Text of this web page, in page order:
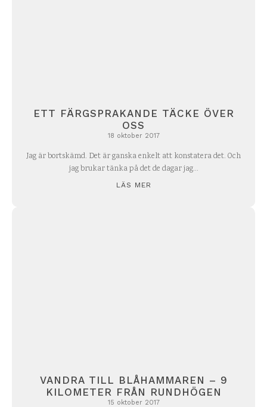
ETT FÄRGSPRAKANDE TÄCKE ÖVER
OSS
18 oktober 2017
Jag är bortskämd. Det är ganska enkelt att konstatera det. Och
jag brukar tänka på det de dagar jag...
LÄS MER
VANDRA TILL BLÅHAMMAREN – 9
KILOMETER FRÅN RUNDHÖGEN
15 oktober 2017